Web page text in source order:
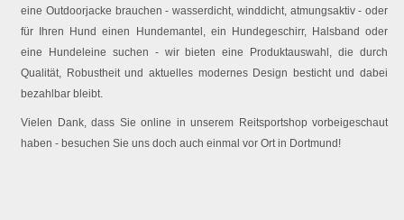
eine Outdoorjacke brauchen - wasserdicht, winddicht, atmungsaktiv - oder
für Ihren Hund einen Hundemantel, ein Hundegeschirr, Halsband oder
eine Hundeleine suchen - wir bieten eine Produktauswahl, die durch
Qualität, Robustheit und aktuelles modernes Design besticht und dabei
bezahlbar bleibt.
Vielen Dank, dass Sie online in unserem Reitsportshop vorbeigeschaut
haben - besuchen Sie uns doch auch einmal vor Ort in Dortmund!